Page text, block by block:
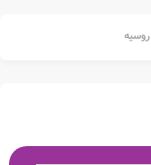
روسیه